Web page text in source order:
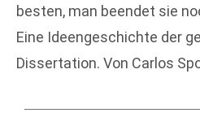
besten, man beendet sie
Eine Ideengeschichte der
Dissertation. Von Carlos